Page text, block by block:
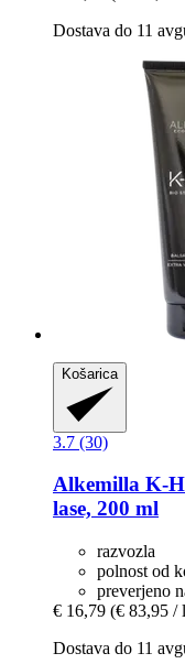
Dostava do 11
Košarica
3.7 (30)
Alkemilla K-​
lase, 200 ml
razvozla
polnost od
preverjeno
€ 16,79 (€ 83,95 /
Dostava do 11